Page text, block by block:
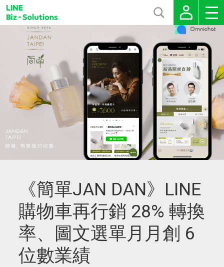
《簡單JAN DAN》LINE
購物車再行銷 28% 轉換
率、圖文選單月月創 6
位數業績